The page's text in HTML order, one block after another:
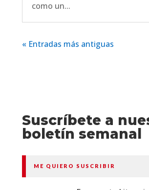
como un...
« Entradas más antiguas
Suscríbete a
boletín semanal
ME QUIERO SUSCRIBIR